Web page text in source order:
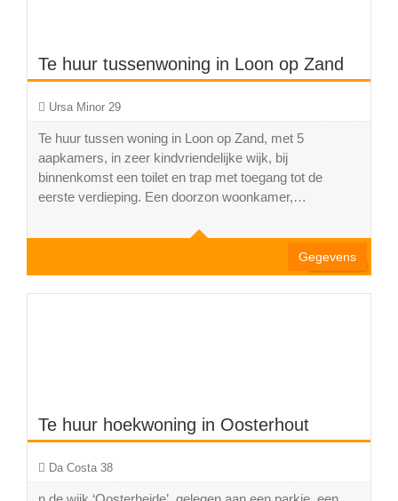
Te huur tussenwoning in Loon op Zand
Ursa Minor 29
Te huur tussen woning in Loon op Zand, met 5
aapkamers, in zeer kindvriendelijke wijk, bij
binnenkomst een toilet en trap met toegang tot de
eerste verdieping. Een doorzon woonkamer,…
4
Gegevens
Te huur hoekwoning in Oosterhout
Da Costa 38